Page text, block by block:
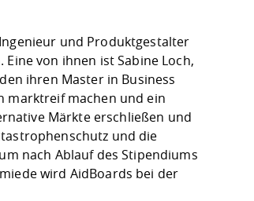
und Produktgestalter
von ihnen ist Sabine Loch,
ihren Master in Business
marktreif machen und ein
Märkte erschließen und
und die
nach Ablauf des Stipendiums
wird AidBoards bei der